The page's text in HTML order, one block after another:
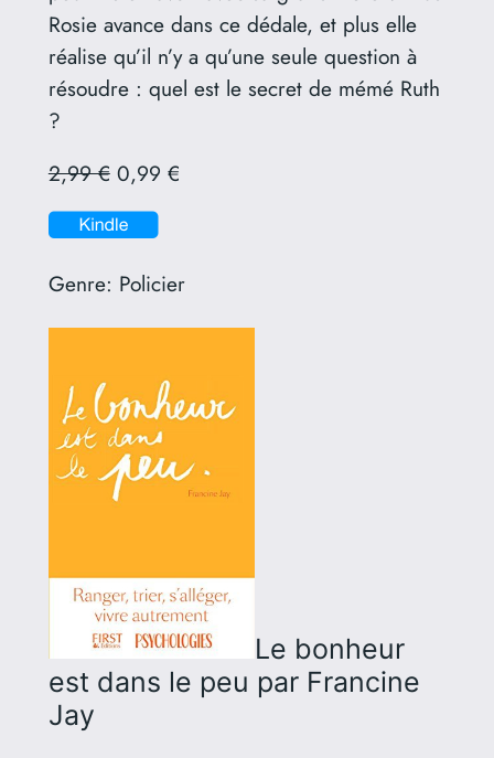
Rosie avance dans ce dédale, et plus elle
réalise qu’il n’y a qu’une seule question à
résoudre : quel est le secret de mémé Ruth
?
2,99 €0,99 €
Genre: Policier
Le bonheur
est dans le peu par Francine
Jay